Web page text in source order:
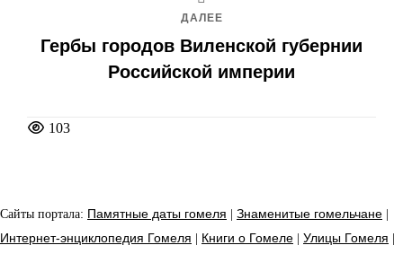
ДАЛЕЕ
Гербы городов Виленской губернии
Российской империи
103
Сайты портала: Памятные даты гомеля | Знаменитые гомельчане |
Интернет-энциклопедия Гомеля | Книги о Гомеле | Улицы Гомеля |